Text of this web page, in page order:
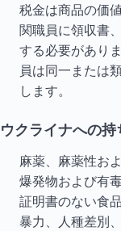
税金は商品の価
関職員に領収書
する必要があり
員は同一または
します。
ウクライナへの
麻薬、麻薬性お
爆発物および有
証明書のない食品
暴力、人種差別